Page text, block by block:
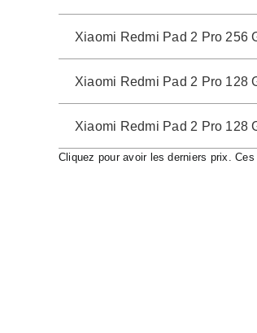
Xiaomi Redmi Pad 2 Pro 256
Xiaomi Redmi Pad 2 Pro 128
Xiaomi Redmi Pad 2 Pro 128
Cliquez pour avoir les derniers prix.